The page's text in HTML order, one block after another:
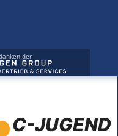
der
C-JUGEND